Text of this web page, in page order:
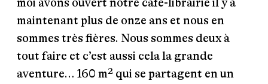
maintenant plus de onze ans et nous en
sommes très fières. Nous sommes deux à
tout faire et c’est aussi cela la grande
aventure… 160 m² qui se partagent en un